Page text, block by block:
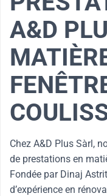
A&D
Chez A&D Plus Sàrl,
de prestations en
Fondée par Dinaj
d’expérience en